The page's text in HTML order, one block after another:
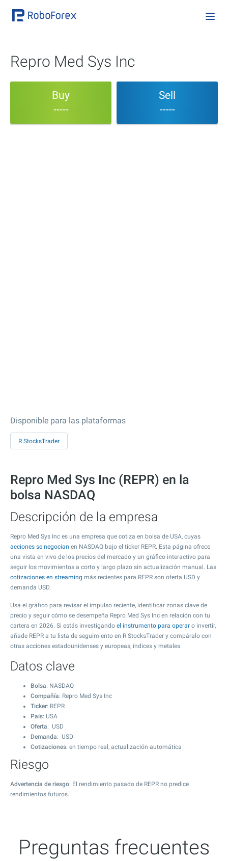
Repro Med Sys Inc
Buy
-----
Sell
-----
Disponible para las plataformas
R StocksTrader
Repro Med Sys Inc (REPR) en la
bolsa NASDAQ
Descripción de la empresa
Repro Med Sys Inc es una empresa que cotiza en bolsa de USA, cuyas
acciones se negocian en NASDAQ bajo el ticker REPR. Esta página ofrece
una vista en vivo de los precios del mercado y un gráfico interactivo para
seguir los movimientos a corto y largo plazo sin actualización manual. Las
cotizaciones en streaming más recientes para REPR son oferta USD y
demanda USD.
Usa el gráfico para revisar el impulso reciente, identificar zonas clave de
precio y seguir cómo se desempeña Repro Med Sys Inc en relación con tu
cartera en 2026. Si estás investigando el instrumento para operar o invertir,
añade REPR a tu lista de seguimiento en R StocksTrader y compáralo con
otras acciones estadounidenses y europeas, índices y metales.
Datos clave
Bolsa: NASDAQ
Compañía: Repro Med Sys Inc
Ticker: REPR
País: USA
Oferta: USD
Demanda: USD
Cotizaciones: en tiempo real, actualización automática
Riesgo
Advertencia de riesgo: El rendimiento pasado de REPR no predice
rendimientos futuros.
Preguntas frecuentes